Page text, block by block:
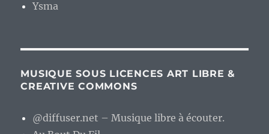
Ysma
MUSIQUE SOUS LICENCES ART LIBRE &
CREATIVE COMMONS
@diffuser.net – Musique libre à écouter.